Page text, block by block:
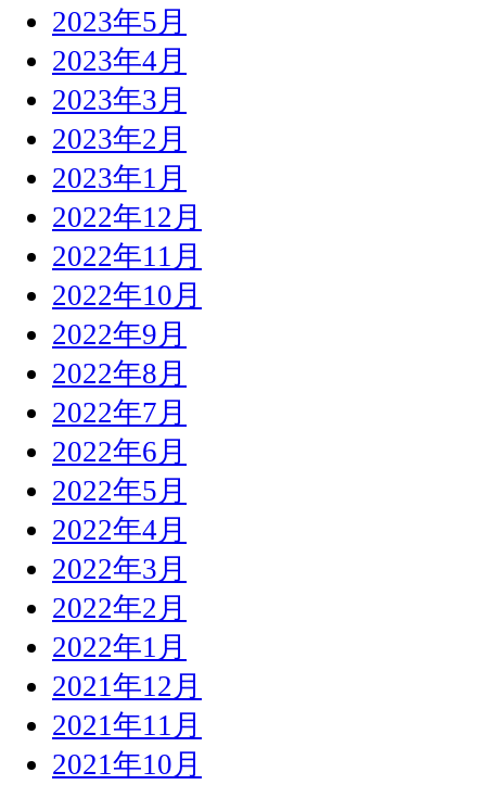
2023年5月
2023年4月
2023年3月
2023年2月
2023年1月
2022年12月
2022年11月
2022年10月
2022年9月
2022年8月
2022年7月
2022年6月
2022年5月
2022年4月
2022年3月
2022年2月
2022年1月
2021年12月
2021年11月
2021年10月